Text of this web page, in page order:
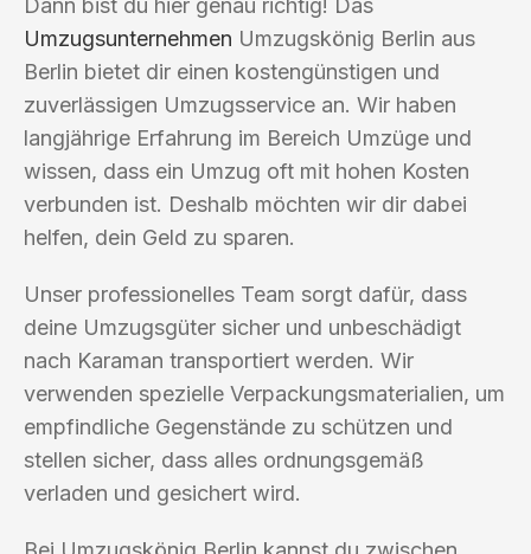
Dann bist du hier genau richtig! Das
Umzugsunternehmen Umzugskönig Berlin aus
Berlin bietet dir einen kostengünstigen und
zuverlässigen Umzugsservice an. Wir haben
langjährige Erfahrung im Bereich Umzüge und
wissen, dass ein Umzug oft mit hohen Kosten
verbunden ist. Deshalb möchten wir dir dabei
helfen, dein Geld zu sparen.
Unser professionelles Team sorgt dafür, dass
deine Umzugsgüter sicher und unbeschädigt
nach Karaman transportiert werden. Wir
verwenden spezielle Verpackungsmaterialien, um
empfindliche Gegenstände zu schützen und
stellen sicher, dass alles ordnungsgemäß
verladen und gesichert wird.